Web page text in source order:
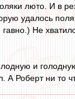
люто. И в
удалось
гавно.) Не
и
Роберт ни то